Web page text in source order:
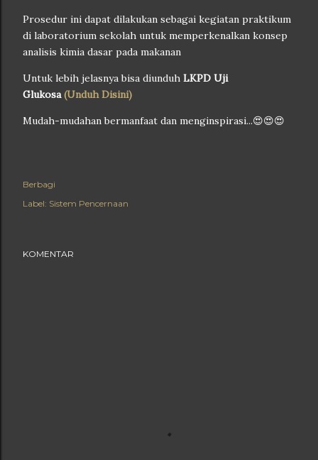
Prosedur ini dapat dilakukan sebagai kegiatan praktikum
di laboratorium sekolah untuk memperkenalkan konsep
analisis kimia dasar pada makanan
Untuk lebih jelasnya bisa diunduh LKPD Uji
Glukosa(Unduh Disini)
Mudah-mudahan bermanfaat dan menginspirasi...😍😍😍
Berbagi
Label: Sistem Pencernaan
KOMENTAR